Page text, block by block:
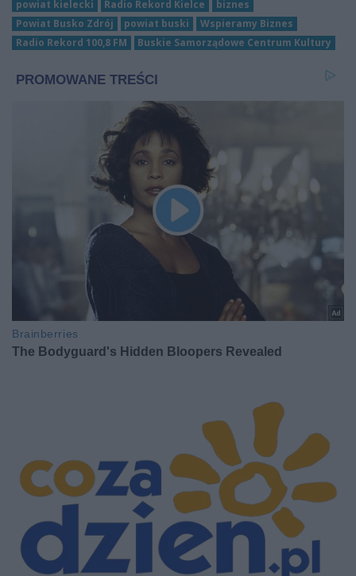
powiat kielecki Radio Rekord Kielce
biznes
Powiat Busko Zdrój
powiat buski
Wspieramy Biznes
Radio Rekord 100,8 FM
Buskie Samorządowe Centrum Kultury